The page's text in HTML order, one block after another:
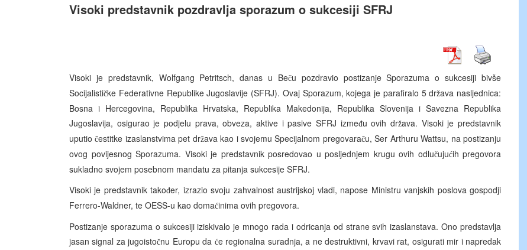
Visoki predstavnik pozdravlja sporazum o sukcesiji SFRJ
Visoki je predstavnik, Wolfgang Petritsch, danas u Beču pozdravio postizanje Sporazuma o sukcesiji bivše
Socijalističke Federativne Republike Jugoslavije (SFRJ). Ovaj Sporazum, kojega je parafiralo 5 država nasljednica:
Bosna i Hercegovina, Republika Hrvatska, Republika Makedonija, Republika Slovenija i Savezna Republika
Jugoslavija, osigurao je podjelu prava, obveza, aktive i pasive SFRJ između ovih država. Visoki je predstavnik
uputiočestitke izaslanstvima pet država kao i svojemu Specijalnom pregovaraču, Ser Arthuru Wattsu, na postizanju
ovog povijesnog Sporazuma. Visoki je predstavnik posredovao u posljednjem krugu ovih odlučujućih pregovora
sukladno svojem posebnom mandatu za pitanja sukcesije SFRJ.
Visoki je predstavnik također, izrazio svoju zahvalnost austrijskoj vladi, napose Ministru vanjskih poslova gospodji
Ferrero-Waldner, te OESS-u kao domaćinima ovih pregovora.
Postizanje sporazuma o sukcesiji iziskivalo je mnogo rada i odricanja od strane svih izaslanstava. Ono predstavlja
jasan signal za jugoistočnu Europu da će regionalna suradnja, a ne destruktivni, krvavi rat, osigurati mir i napredak